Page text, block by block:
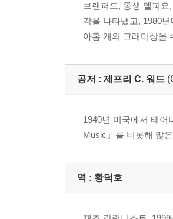
브랜퍼드, 동생 델피
각을 나타냈고, 1980
아홉 개의 그래미상을
공저 : 제프리 C. 워드
1940년 미국에서 태어
Music』를 비롯해 많
역 : 황덕호